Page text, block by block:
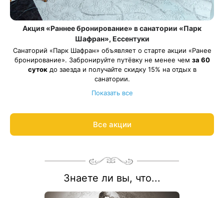
Акция «Раннее бронирование» в санатории «Парк
Шафран», Ессентуки
Санаторий «Парк Шафран» объявляет о старте акции «Ранее
бронирование». Забронируйте путёвку не менее чем за 60
сутокдо заезда и получайте скидку 15% на отдых в
санатории.
Акция действует на все виды путевок и на все категории
номеров.
Показать все
Все акции
Знаете ли вы, что...